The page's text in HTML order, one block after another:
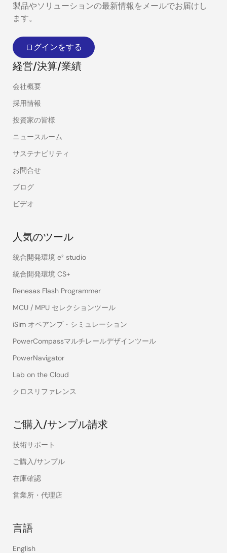
製品やソリューションの最新情報をメールでお届けし
ます。
ログインをする
経営/決算/業績
会社概要
採用情報
投資家の皆様
ニュースルーム
サステナビリティ
お問合せ
ブログ
ビデオ
人気のツール
統合開発環境 e² studio
統合開発環境 CS+
Renesas Flash Programmer
MCU / MPU セレクションツール
iSim オペアンプ・シミュレーション
PowerCompassマルチレールデザインツール
PowerNavigator
Lab on the Cloud
クロスリファレンス
ご購入/サンプル請求
技術サポート
ご購入/サンプル
在庫確認
営業所・代理店
言語
English